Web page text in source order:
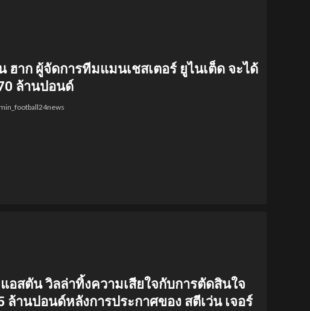
ฮาก ผู้จัดการทีมแมนเชสเตอร์ ยูไนเต็ด จะได้
ล้านปอนด์
สตัน วิลล่าทิ้งความเสียใจกับการตัดสินใจ
ล้านปอนด์หลังการประกาศของ สตีเว่น เจอร์